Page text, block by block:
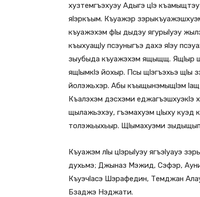
хузтемгъэхуэу Адыгэ цlэ
яlэркъым. Къуажэр
къуажэхэм фlы дыдэу ягурыlуэу
къыхуащlу псэуныгъэ дахэ яlэу
зыубыда къуажэхэм ящыщщ. Ящlыр
ящlымкlэ йохыр. Псы щlэгъэхьэ щlы
йолэжьхэр. Абы къыщынэмыщlэм lащ
Къалэхэм дэсхэми еджагъэшхуэкlэ
щылажьэхэу, гъэмахуэм цlыху куэд
толэжьыхьыр. Щlымахуэми
Къуажэм лlы цlэрыlуэу ягъэlуауэ
духьмэ; Джыназ Мэжид, Сэфэр,
Къуэчlасэ Шэрафедин, Темджан
Бзаджэ Нэджати.